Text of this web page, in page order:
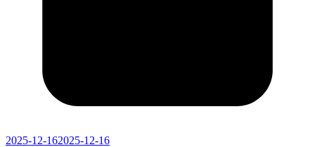
2025-12-162025-12-16